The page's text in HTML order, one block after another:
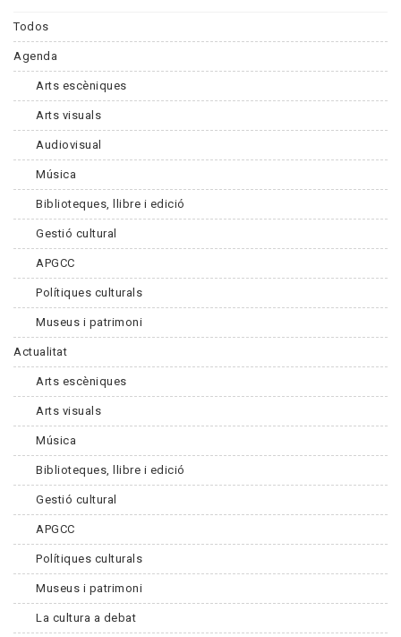
Todos
Agenda
Arts escèniques
Arts visuals
Audiovisual
Música
Biblioteques, llibre i edició
Gestió cultural
APGCC
Polítiques culturals
Museus i patrimoni
Actualitat
Arts escèniques
Arts visuals
Música
Biblioteques, llibre i edició
Gestió cultural
APGCC
Polítiques culturals
Museus i patrimoni
La cultura a debat